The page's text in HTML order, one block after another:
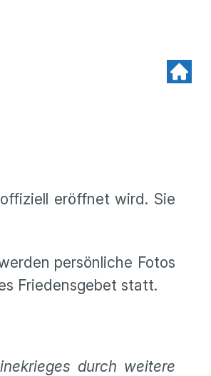
eröffnet wird. Sie
persönliche Fotos
Friedensgebet statt.
durch weitere